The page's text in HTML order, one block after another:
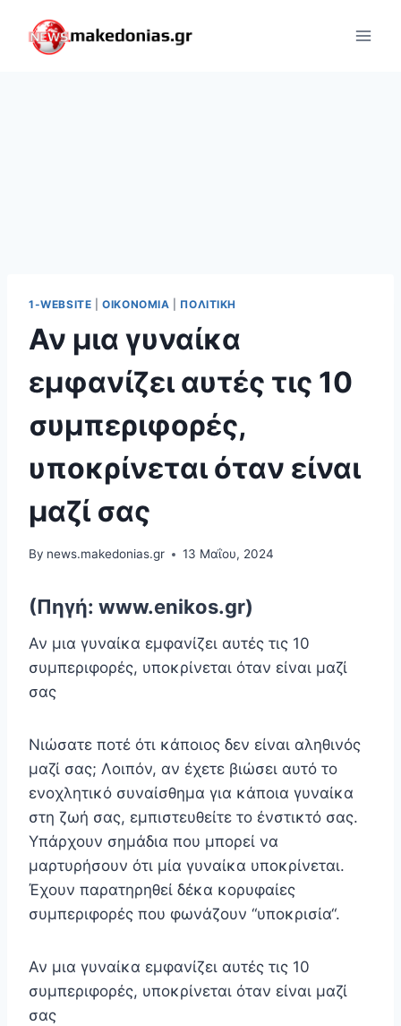
content
1-WEBSITE |ΟΙΚΟΝΟΜΊΑ ΠΟΛΙΤΙΚΉ
Αν μια γυναίκα
εμφανίζει αυτές τις 10
συμπεριφορές,
υποκρίνεται όταν είναι
μαζί σας
By news.makedonias.gr 13 Μαΐου, 2024
(Πηγή: www.enikos.gr)
Αν μια γυναίκα εμφανίζει αυτές τις 10
συμπεριφορές, υποκρίνεται όταν είναι μαζί
σας
Νιώσατε ποτέ ότι κάποιος δεν είναι αληθινός
μαζί σας; Λοιπόν, αν έχετε βιώσει αυτό το
ενοχλητικό συναίσθημα για κάποια γυναίκα
στη ζωή σας, εμπιστευθείτε το ένστικτό σας.
Υπάρχουν σημάδια που μπορεί να
μαρτυρήσουν ότι μία γυναίκα υποκρίνεται.
Έχουν παρατηρηθεί δέκα κορυφαίες
συμπεριφορές που φωνάζουν “υποκρισία“.
Αν μια γυναίκα εμφανίζει αυτές τις 10
συμπεριφορές, υποκρίνεται όταν είναι μαζί
σας